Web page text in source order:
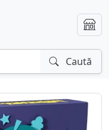
Caută